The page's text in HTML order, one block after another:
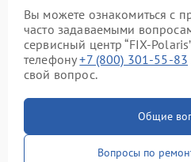
Вы можете ознакомиться с
часто задаваемыми
сервисный центр “FIX-
телефону+7 (800) 301-55-83
свой вопрос.
Общие
Вопросы по